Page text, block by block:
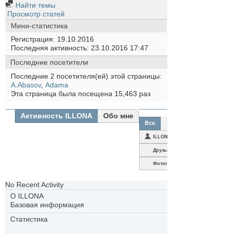
Найти темы
Просмотр статей
Мини-статистика
Регистрация
19.10.2016
Последняя активность 23.10.2016 17:47
Последние посетители
Последние 2 посетителя(ей) этой страницы:
A.Abasov, Аdama
Эта страница была посещена 15,463 раз
Активность ILLONA Обо мне
Все
ILLONA
Друзья
Фотографии
No Recent Activity
О ILLONA
Базовая информация
Статистика